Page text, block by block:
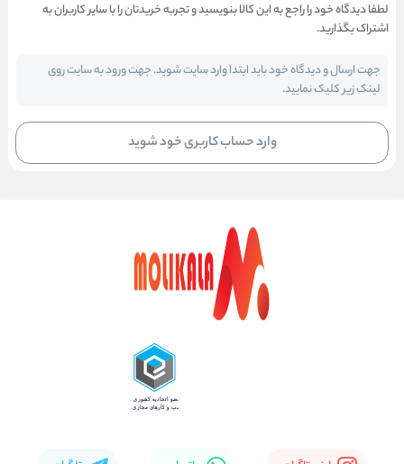
لطفا دیدگاه خود را راجع به این کالا بنویسید و تجربه خریدتان را با سایر کاربران به
اشتراک بگذارید.
جهت ارسال و دیدگاه خود باید ابتدا وارد سایت شوید. جهت ورود به سایت روی
لینک زیر کلیک نمایید.
وارد حساب کاربری خود شوید